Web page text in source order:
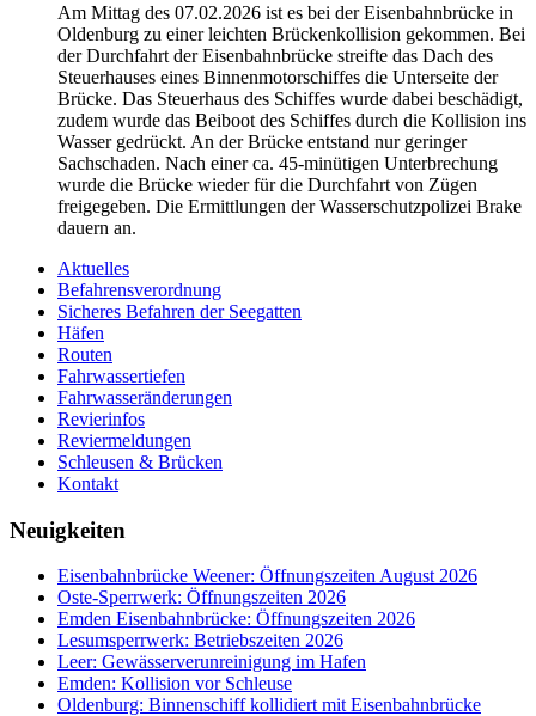
Am Mittag des 07.02.2026 ist es bei der Eisenbahnbrücke in
Oldenburg zu einer leichten Brückenkollision gekommen. Bei
der Durchfahrt der Eisenbahnbrücke streifte das Dach des
Steuerhauses eines Binnenmotorschiffes die Unterseite der
Brücke. Das Steuerhaus des Schiffes wurde dabei beschädigt,
zudem wurde das Beiboot des Schiffes durch die Kollision ins
Wasser gedrückt. An der Brücke entstand nur geringer
Sachschaden. Nach einer ca. 45-minütigen Unterbrechung
wurde die Brücke wieder für die Durchfahrt von Zügen
freigegeben. Die Ermittlungen der Wasserschutzpolizei Brake
dauern an.
Aktuelles
Befahrensverordnung
Sicheres Befahren der Seegatten
Häfen
Routen
Fahrwassertiefen
Fahrwasseränderungen
Revierinfos
Reviermeldungen
Schleusen & Brücken
Kontakt
Neuigkeiten
Eisenbahnbrücke Weener: Öffnungszeiten August 2026
Oste-Sperrwerk: Öffnungszeiten 2026
Emden Eisenbahnbrücke: Öffnungszeiten 2026
Lesumsperrwerk: Betriebszeiten 2026
Leer: Gewässerverunreinigung im Hafen
Emden: Kollision vor Schleuse
Oldenburg: Binnenschiff kollidiert mit Eisenbahnbrücke